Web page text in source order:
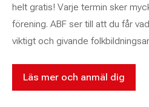
helt gratis! Varje termin sker
förening. ABF ser till att du får
viktigt och givande
Läs mer och anmäl dig